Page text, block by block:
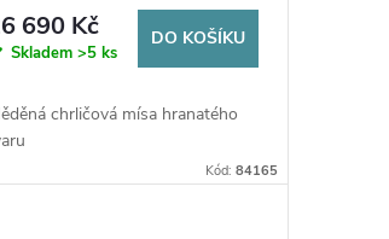
690 Kč
Skladem >5 ks
DO KOŠÍKU
chrličová mísa hranatého
Kód: 84165